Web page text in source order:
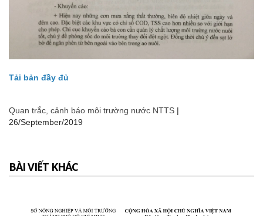
Tải bản đầy đủ
Quan trắc, cảnh báo môi trường nước NTTS |
26/September/2019
BÀI VIẾT KHÁC